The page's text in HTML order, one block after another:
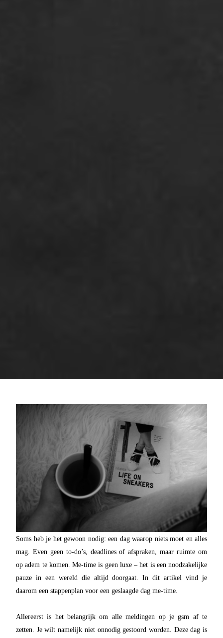
Soms heb je het gewoon nodig: een dag waarop niets moet en alles
mag. Even geen to-do’s, deadlines of afspraken, maar ruimte om
op adem te komen. Me-time is geen luxe – het is een noodzakelijke
pauze in een wereld die altijd doorgaat. In dit artikel vind je
daarom een stappenplan voor een geslaagde dag me-time.
Allereerst is het belangrijk om alle meldingen op je gsm af te
zetten. Je wilt namelijk niet onnodig gestoord worden. Deze dag is